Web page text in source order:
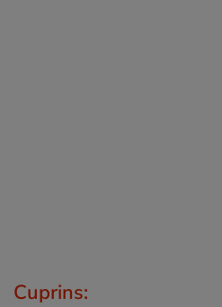
Cuprins: